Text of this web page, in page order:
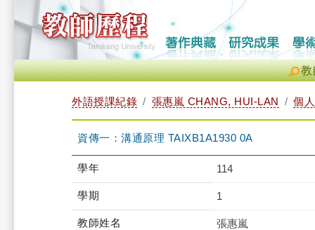
教
外語授課紀錄 張惠嵐 CHANG, HUI-LAN 個
資傳一：溝通原理 TAIXB1A1930 0A
學年 114
學期 1
教師姓名 張惠嵐